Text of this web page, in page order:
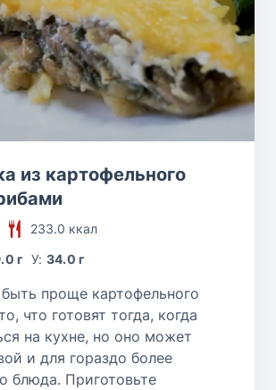
из картофельного
233.0 ккал
г У: 34.0 г
проще картофельного
что готовят тогда, когда
на кухне, но оно может
и для гораздо более
блюда. Приготовьте